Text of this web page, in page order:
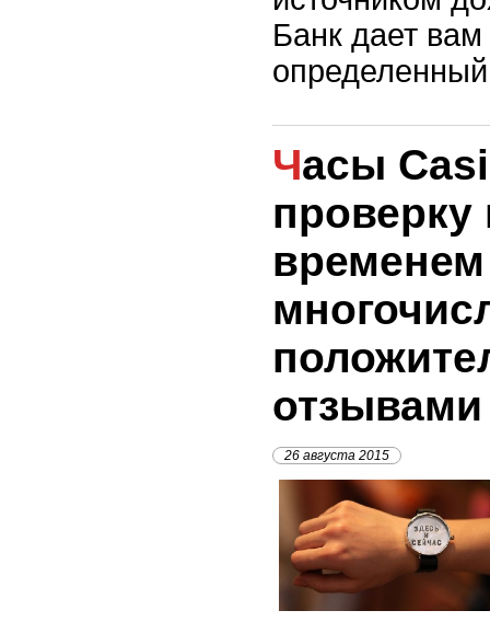
Банк дает
Часы Casio, прошедшие
проверку
отзывами
26 августа 2015